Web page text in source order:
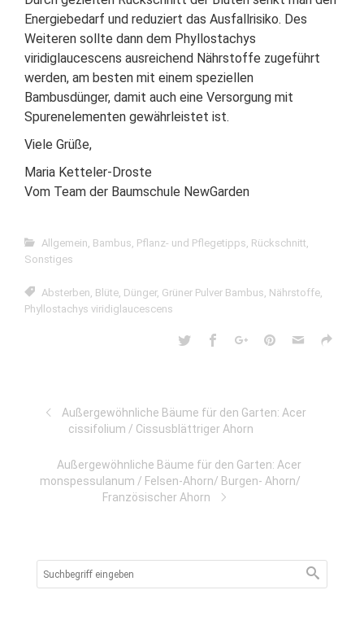
Energiebedarf und reduziert das Ausfallrisiko. Des
Weiteren sollte dann dem Phyllostachys
viridiglaucescens ausreichend Nährstoffe zugeführt
werden, am besten mit einem speziellen
Bambusdünger, damit auch eine Versorgung mit
Spurenelementen gewährleistet ist.
Viele Grüße,
Maria Ketteler-Droste
Vom Team der Baumschule NewGarden
Allgemein, Bambus, Pflanz- und Pflegetipps, Rückschnitt,
Sonstiges
Absterben, Blüte, Dünger, Grüner Pulver Bambus, Nährstoffe,
Phyllostachys viridiglaucescens
Außergewöhnliche Bäume für den Garten: Acer
cissifolium / Cissusblättriger Ahorn
Außergewöhnliche Bäume für den Garten: Acer
monspessulanum / Felsen-Ahorn/ Burgen- Ahorn/
Französischer Ahorn